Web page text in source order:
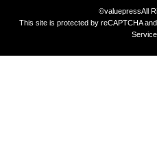
©valuepressAll
This site is protected by reCAPTCHA
Service